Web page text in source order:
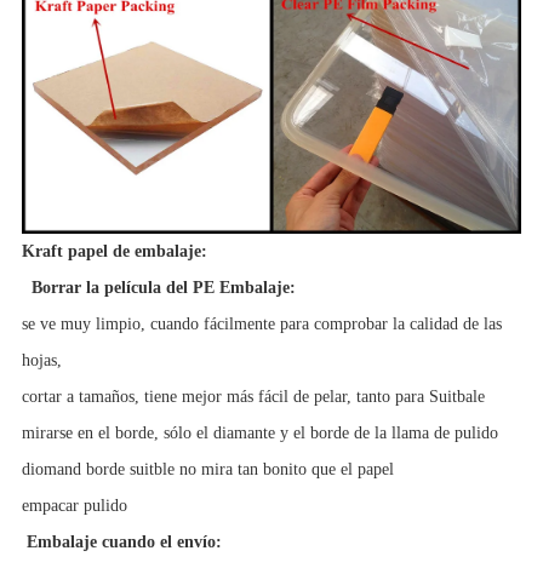
Kraft papel de embalaje:
Borrar la película del PE Embalaje:
se ve muy limpio, cuando fácilmente para comprobar la calidad de las
hojas,
cortar a tamaños, tiene mejor más fácil de pelar, tanto para Suitbale
mirarse en el borde, sólo el diamante y el borde de la llama de pulido
diomand borde suitble no mira tan bonito que el papel
empacar pulido
Embalaje cuando el envío: